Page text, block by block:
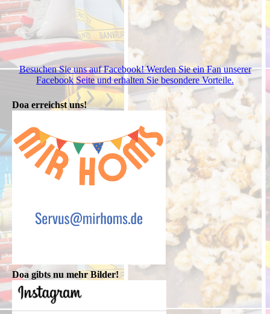
Besuchen Sie uns auf Facebook! Werden Sie ein Fan unserer
Facebook Seite und erhalten Sie besondere Vorteile.
Doa erreichst uns!
Doa gibts nu mehr Bilder!